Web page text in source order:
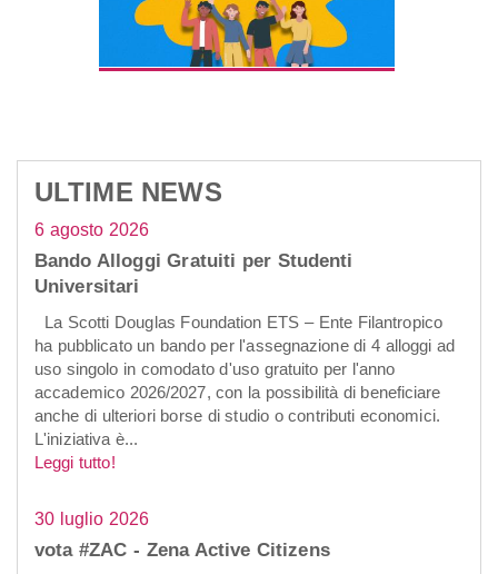
ULTIME NEWS
6 agosto 2026
Bando Alloggi Gratuiti per Studenti
Universitari
La Scotti Douglas Foundation ETS – Ente Filantropico
ha pubblicato un bando per l'assegnazione di 4 alloggi ad
uso singolo in comodato d'uso gratuito per l'anno
accademico 2026/2027, con la possibilità di beneficiare
anche di ulteriori borse di studio o contributi economici.
L'iniziativa è...
Leggi tutto!
30 luglio 2026
vota #ZAC - Zena Active Citizens